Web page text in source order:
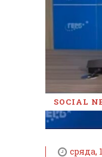
SOCIAL
сряда,